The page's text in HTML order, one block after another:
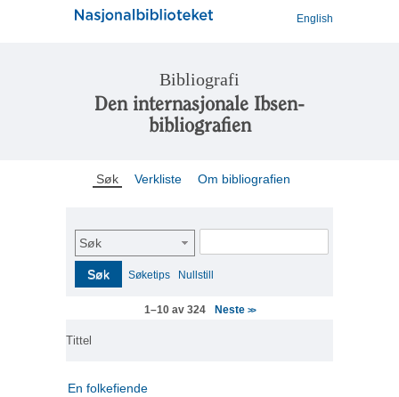
English
Bibliografi
Den internasjonale Ibsen-
bibliografien
Søk Verkliste Om bibliografien
Søk
Søk Søketips Nullstill
1–10 av 324 Neste >>
Tittel
En folkefiende